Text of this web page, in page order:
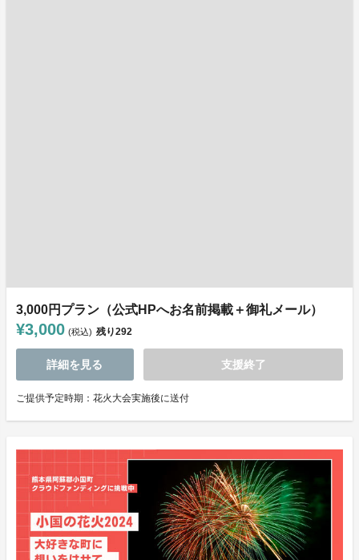
3,000円プラン（公式HPへお名前掲載＋御礼メール）
¥3,000 (税込) 残り292
詳細を見る 支援終了
ご提供予定時期：花火大会実施後に送付